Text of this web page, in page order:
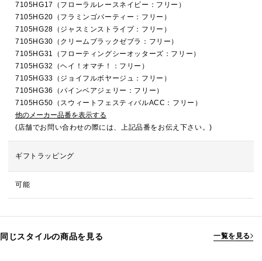
7105HG17（フローラルレースネイビー：フリー）
7105HG20（フラミンゴパーティー：フリー）
7105HG28（ジャスミンストライプ：フリー）
7105HG30（クリームブラックゼブラ：フリー）
7105HG31（フローティングシーオッターズ：フリー）
7105HG32（ヘイ！オマチ！：フリー）
7105HG33（ジョイフルボヤージュ：フリー）
7105HG36（パインベアジェリー：フリー）
7105HG50（スウィートフェスティバルACC：フリー）
他のメーカー品番を表示する
(店舗でお問い合わせの際には、上記品番をお伝え下さい。)
ギフトラッピング
可能
同じスタイルの商品を見る 一覧を見る